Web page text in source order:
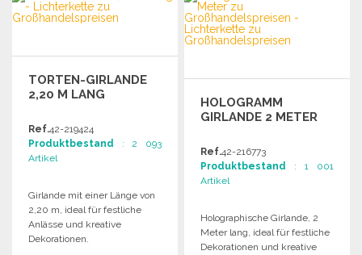
Angebot anfordern
TORTEN-GIRLANDE
2,20 M LANG
Ref.42-219424
Produktbestand : 2 093
Artikel
Girlande mit einer Länge von
2,20 m, ideal für festliche
Anlässe und kreative
Dekorationen.
HOLOGRAMM
GIRLANDE 2 METER
Ref.42-216773
Produktbestand : 1 001
Artikel
Holographische Girlande, 2
Meter lang, ideal für festliche
Dekorationen und kreative